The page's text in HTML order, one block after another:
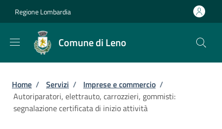
Regione Lombardia
Comune di Leno
Briciole di pane
Home / Servizi / Imprese e commercio /
Autoriparatori, elettrauto, carrozzieri, gommisti:
segnalazione certificata di inizio attività